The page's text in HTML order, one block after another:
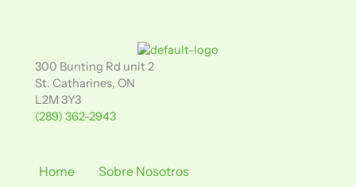
300 Bunting Rd unit 2
St. Catharines, ON
L2M 3Y3
(289) 362-2943
Home Sobre Nosotros